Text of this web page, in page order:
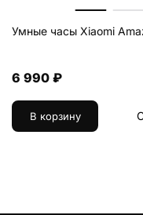
Умные часы Xiaomi
6 990 ₽
В корзину